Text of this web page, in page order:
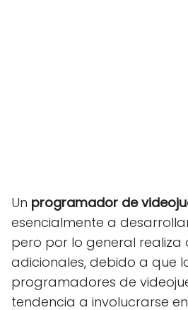
Un programador de
esencialmente a
pero por lo general realiza
adicionales, debido a que
programadores de
tendencia a involucrarse